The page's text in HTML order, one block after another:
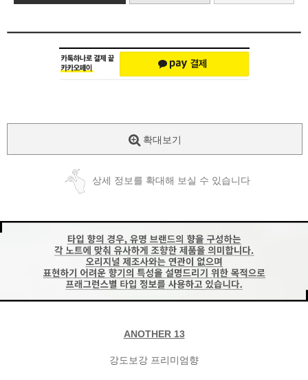
확대보기
상세 정보를 확대해 보실 수 있습니다
ANOTHER 13
강도보강 프리미엄향